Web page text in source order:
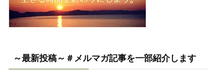
～最新投稿～＃メルマガ記事を一部紹介します